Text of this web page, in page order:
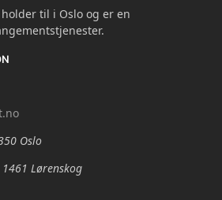
til i Oslo og er en
Oslo
Lørenskog